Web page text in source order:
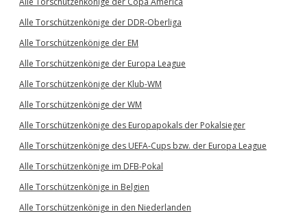
Alle Torschützenkönige der DDR-Oberliga
Alle Torschützenkönige der EM
Alle Torschützenkönige der Europa League
Alle Torschützenkönige der Klub-WM
Alle Torschützenkönige der WM
Alle Torschützenkönige des Europapokals der Pokalsieger
Alle Torschützenkönige des UEFA-Cups bzw. der Europa League
Alle Torschützenkönige im DFB-Pokal
Alle Torschützenkönige in Belgien
Alle Torschützenkönige in den Niederlanden